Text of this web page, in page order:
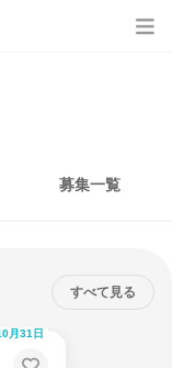
募集一覧
すべて見る
月31日